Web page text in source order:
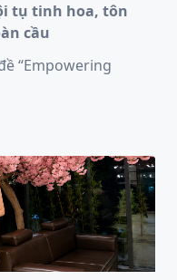
tụ tinh hoa, tôn
cầu
“Empowering